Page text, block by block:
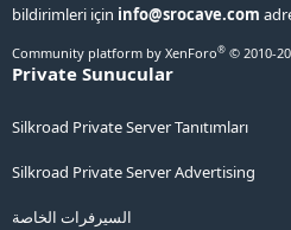
bildirimleri için info@srocave.com
Community platform by XenForo® © 2010-
Private Sunucular
Silkroad Private Server Tanıtımları
Silkroad Private Server Advertising
السيرفرات الخاصة